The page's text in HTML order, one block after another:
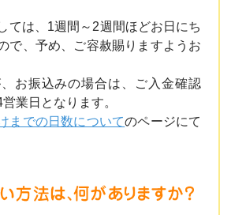
ては、1週間～2週間ほどお日にち
で、予め、ご容赦賜りますようお
お振込みの場合は、ご入金確認
業日となります。
までの日数についてのページにて